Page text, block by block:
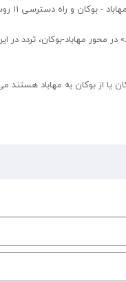
بر اثر بارش برف و کولاک مسدود است.
محور مهاباد-بوکان، تردد
از بوکان به مهاباد هستند